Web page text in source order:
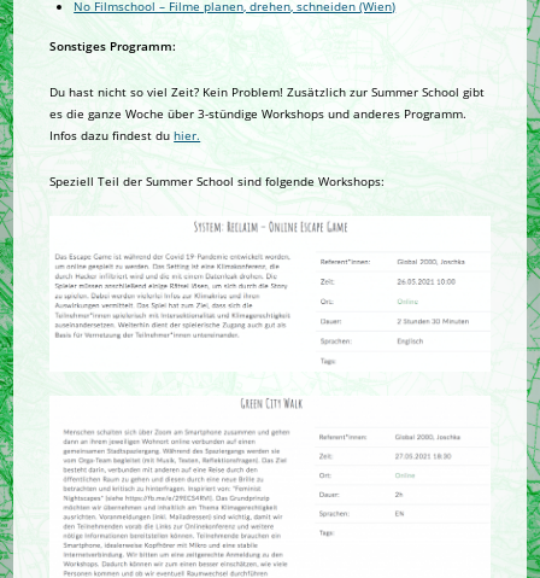
No Filmschool – Filme planen, drehen, schneiden (Wien)
Sonstiges Programm:
Du hast nicht so viel Zeit? Kein Problem! Zusätzlich zur Summer School gibt
es die ganze Woche über 3-stündige Workshops und anderes Programm.
Infos dazu findest duhier.
Speziell Teil der Summer School sind folgende Workshops: